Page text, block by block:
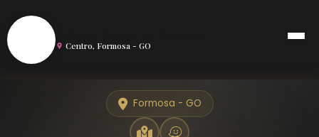
Centro, Formosa - GO
Formosa - GO